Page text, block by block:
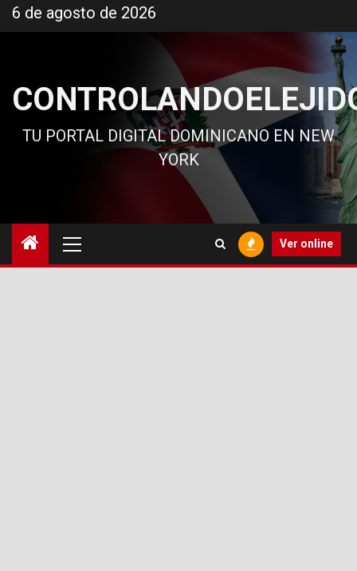
al
6 de agosto de 2026
TU PORTAL DIGITAL DOMINICANO EN NEW
YORK
principal
Ver online